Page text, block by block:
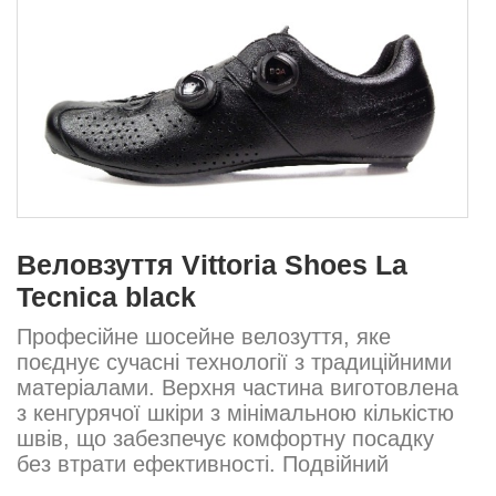
Веловзуття Vittoria Shoes La
Tecnica black
Професійне шосейне велозуття, яке
поєднує сучасні технології з традиційними
матеріалами. Верхня частина виготовлена
з кенгурячої шкіри з мінімальною кількістю
швів, що забезпечує комфортну посадку
без втрати ефективності. Подвійний